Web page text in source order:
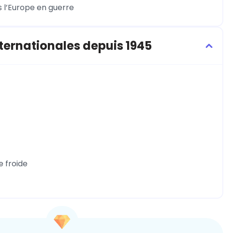
en guerre
depuis 1945
froide